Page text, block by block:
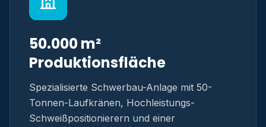
50.000 m²
Produktionsfläche
Spezialisierte Schwerbau-Anlage mit 50-
Tonnen-Laufkränen, Hochleistungs-
Schweißpositionierern und einer